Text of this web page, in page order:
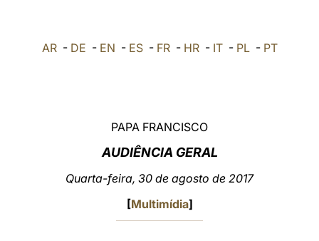
LATINE
AR- DE - EN - ES- FR- HR- IT- PL- PT
PAPA FRANCISCO
AUDIÊNCIA GERAL
Quarta-feira, 30 de agosto de 2017
[Multimídia]